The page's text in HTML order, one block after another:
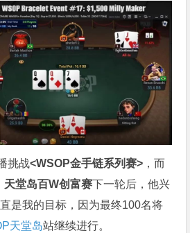
挑战<WSOP金手链系列赛> ，而
天堂岛百W创富赛下一轮后，他兴
是我的目标，因为最终100名将
天堂岛站继续进行。